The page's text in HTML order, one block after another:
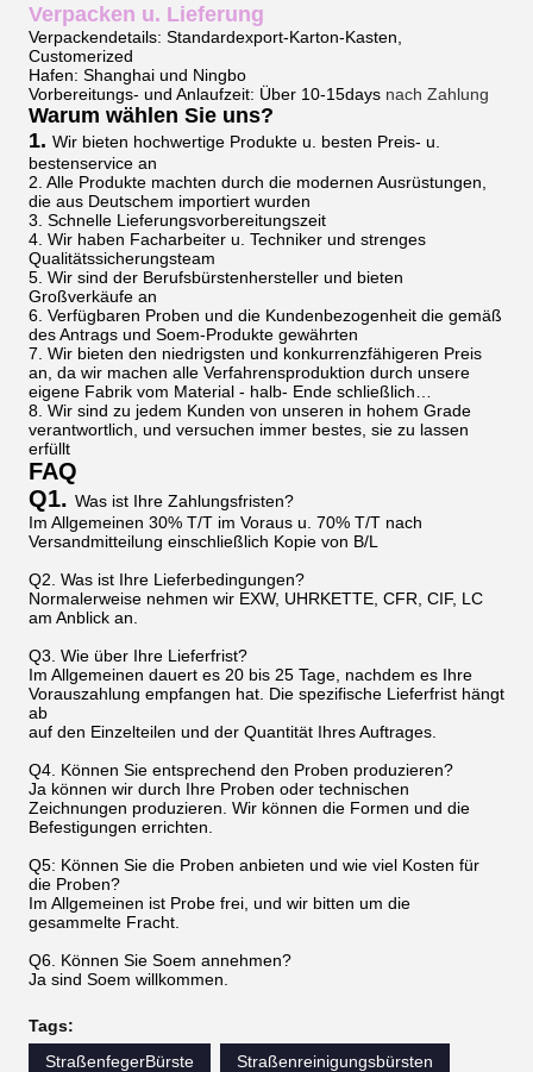
Verpacken u. Lieferung
Verpackendetails: Standardexport-Karton-Kasten,
Customerized
Hafen: Shanghai und Ningbo
Vorbereitungs- und Anlaufzeit: Über 10-15days nach Zahlung
Warum wählen Sie uns?
1. Wir bieten hochwertige Produkte u. besten Preis- u.
bestenservice an
2. Alle Produkte machten durch die modernen Ausrüstungen,
die aus Deutschem importiert wurden
3. Schnelle Lieferungsvorbereitungszeit
4. Wir haben Facharbeiter u. Techniker und strenges
Qualitätssicherungsteam
5. Wir sind der Berufsbürstenhersteller und bieten
Großverkäufe an
6. Verfügbaren Proben und die Kundenbezogenheit die gemäß
des Antrags und Soem-Produkte gewährten
7. Wir bieten den niedrigsten und konkurrenzfähigeren Preis
an, da wir machen alle Verfahrensproduktion durch unsere
eigene Fabrik vom Material - halb- Ende schließlich…
8. Wir sind zu jedem Kunden von unseren in hohem Grade
verantwortlich, und versuchen immer bestes, sie zu lassen
erfüllt
FAQ
Q1. Was ist Ihre Zahlungsfristen?
Im Allgemeinen 30% T/T im Voraus u. 70% T/T nach
Versandmitteilung einschließlich Kopie von B/L
Q2. Was ist Ihre Lieferbedingungen?
Normalerweise nehmen wir EXW, UHRKETTE, CFR, CIF, LC
am Anblick an.
Q3. Wie über Ihre Lieferfrist?
Im Allgemeinen dauert es 20 bis 25 Tage, nachdem es Ihre
Vorauszahlung empfangen hat. Die spezifische Lieferfrist hängt
ab
auf den Einzelteilen und der Quantität Ihres Auftrages.
Q4. Können Sie entsprechend den Proben produzieren?
Ja können wir durch Ihre Proben oder technischen
Zeichnungen produzieren. Wir können die Formen und die
Befestigungen errichten.
Q5: Können Sie die Proben anbieten und wie viel Kosten für
die Proben?
Im Allgemeinen ist Probe frei, und wir bitten um die
gesammelte Fracht.
Q6. Können Sie Soem annehmen?
Ja sind Soem willkommen.
Tags:
StraßenfegerBürste
Straßenreinigungsbürsten